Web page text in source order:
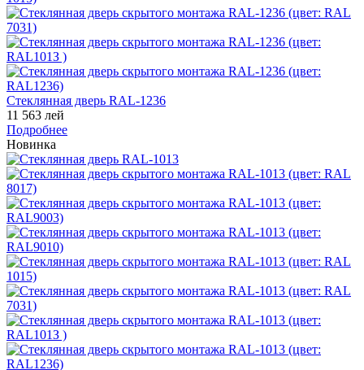
Стеклянная дверь RAL-1236
11 563 лей
Подробнее
Новинка